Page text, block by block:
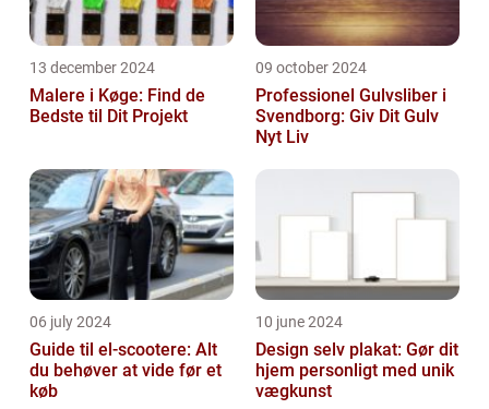
13 december 2024
Malere i Køge: Find de
Bedste til Dit Projekt
09 october 2024
Professionel Gulvsliber i
Svendborg: Giv Dit Gulv
Nyt Liv
06 july 2024
Guide til el-scootere: Alt
du behøver at vide før et
køb
10 june 2024
Design selv plakat: Gør dit
hjem personligt med unik
vægkunst